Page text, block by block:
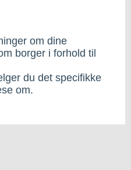
om dine
borger i forhold til
du det specifikke
om.